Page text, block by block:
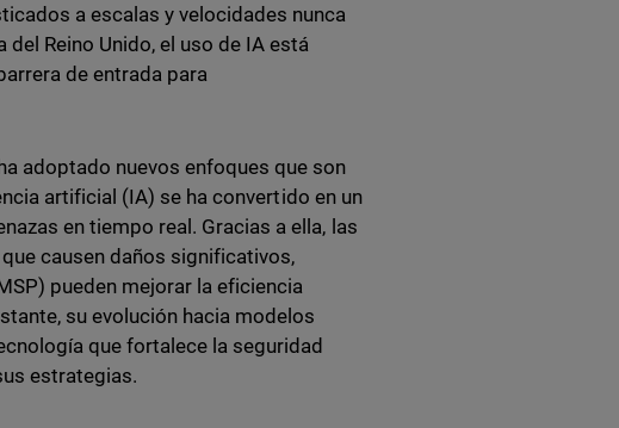
a escalas y velocidades nunca
Reino Unido, el uso de IA está
de entrada para
adoptado nuevos enfoques que son
artificial (IA) se ha convertido en un
en tiempo real. Gracias a ella, las
causen daños significativos,
pueden mejorar la eficiencia
su evolución hacia modelos
que fortalece la seguridad
estrategias.